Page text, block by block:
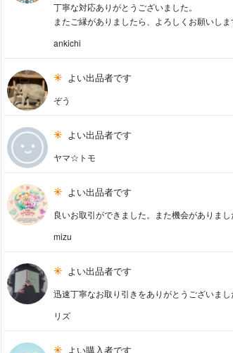
丁寧な対応ありがとうございました。
またご縁がありましたら、よろしくお願いしま
ankichi
よい出品者です
ぞう
よい出品者です
ヤマ☆トモ
よい出品者です
良いお取引ができました。また機会がありまし
mizu
よい出品者です
迅速丁寧なお取り引きをありがとうございまし
リズ
よい購入者です